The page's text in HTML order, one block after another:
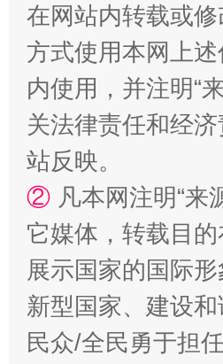
站台名比不上好声名
在网站内转载或
方式使用本网上
内使用，并注明“
关法律责任和经
站反映。
② 凡本网注明“
它媒体，转载目
展示国家的国际
新型国家、建设
民众/全民勇于担